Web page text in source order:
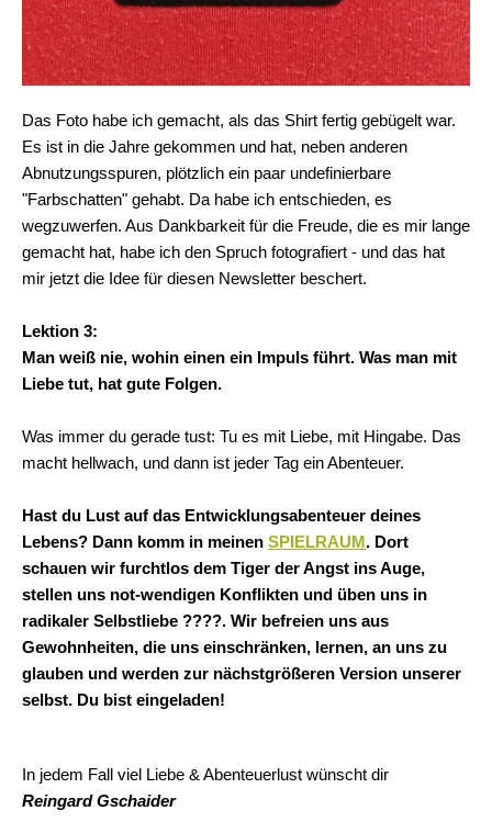
Das Foto habe ich gemacht, als das Shirt fertig gebügelt war.
Es ist in die Jahre gekommen und hat, neben anderen
Abnutzungsspuren, plötzlich ein paar undefinierbare
"Farbschatten" gehabt. Da habe ich entschieden, es
wegzuwerfen. Aus Dankbarkeit für die Freude, die es mir lange
gemacht hat, habe ich den Spruch fotografiert - und das hat
mir jetzt die Idee für diesen Newsletter beschert.
Lektion 3:
Man weiß nie, wohin einen ein Impuls führt. Was man mit
Liebe tut, hat gute Folgen.
Was immer du gerade tust: Tu es mit Liebe, mit Hingabe. Das
macht hellwach, und dann ist jeder Tag ein Abenteuer.
Hast du Lust auf das Entwicklungsabenteuer deines
Lebens? Dann komm in meinen SPIELRAUM. Dort
schauen wir furchtlos dem Tiger der Angst ins Auge,
stellen uns not-wendigen Konflikten und üben uns in
radikaler Selbstliebe ????. Wir befreien uns aus
Gewohnheiten, die uns einschränken, lernen, an uns zu
glauben und werden zur nächstgrößeren Version unserer
selbst. Du bist eingeladen!
In jedem Fall viel Liebe & Abenteuerlust wünscht dir
Reingard Gschaider